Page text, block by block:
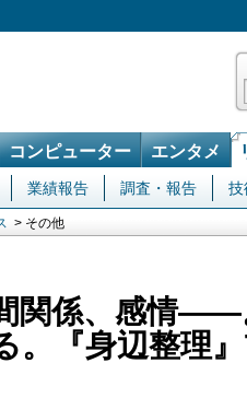
コンピューター エンタメ
業績報告 調査・報告 技
> その他
関係、感情――
。『身辺整理